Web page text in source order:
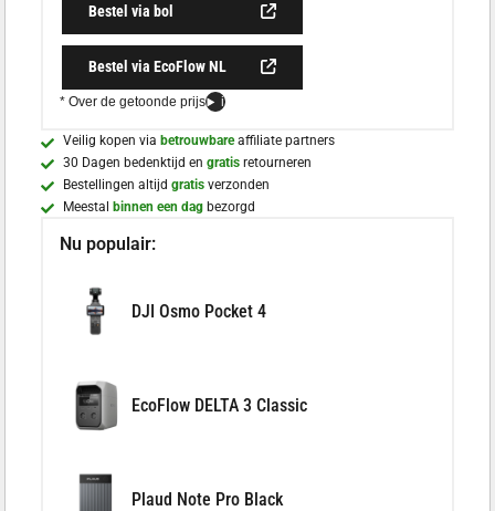
Bestel via bol
Bestel via EcoFlow NL
* Over de getoonde prijs i
Veilig kopen via betrouwbareaffiliate partners
30 Dagen bedenktijd engratis retourneren
Bestellingen altijdgratisverzonden
Meestal
binnen een dag bezorgd
Nu populair:
DJI Osmo Pocket 4
EcoFlow DELTA 3 Classic
Plaud Note Pro Black